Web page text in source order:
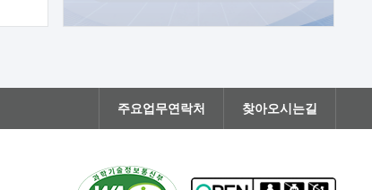
주요업무연락처 찾아오시는길